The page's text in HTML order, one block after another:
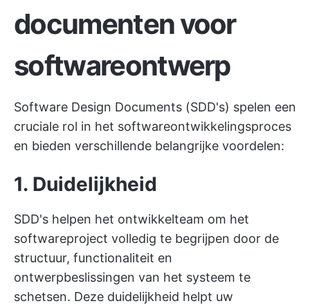
documenten voor
softwareontwerp
Software Design Documents (SDD's) spelen een
cruciale rol in het softwareontwikkelingsproces
en bieden verschillende belangrijke voordelen:
1. Duidelijkheid
SDD's helpen het ontwikkelteam om het
softwareproject volledig te begrijpen door de
structuur, functionaliteit en
ontwerpbeslissingen van het systeem te
schetsen. Deze duidelijkheid helpt uw